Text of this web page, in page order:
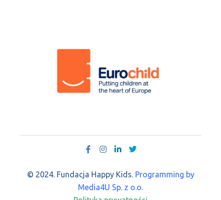
© 2024. Fundacja Happy Kids. Programming by
Media4U Sp. z o.o.